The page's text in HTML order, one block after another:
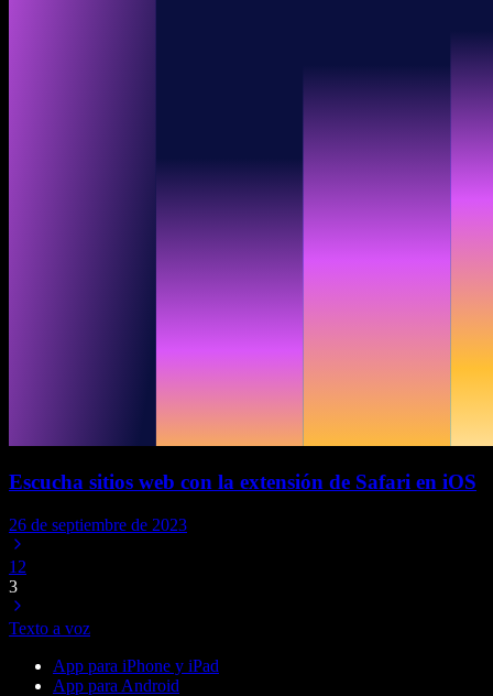
Escucha sitios web con la extensión de Safari en iOS
26 de septiembre de 2023
1 2
3
Texto a voz
App para iPhone y iPad
App para Android